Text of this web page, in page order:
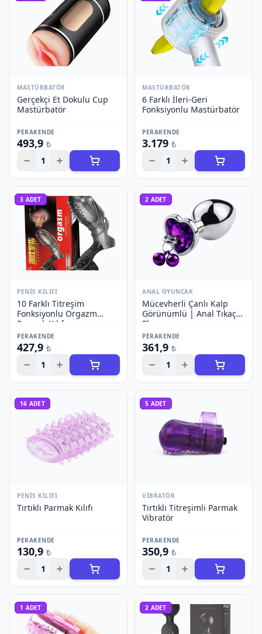
MASTÜRBATÖR
Gerçekçi Et Dokulu Cup
Mastürbatör
PERAKENDE
493,9 ₺
1
MASTÜRBATÖR
6 Farklı İleri-Geri
Fonksiyonlu Mastürbatör
PERAKENDE
3.179 ₺
1
3 ADET
PENIS KILIFI
10 Farklı Titreşim
Fonksiyonlu Orgazm
Parmak Kılıfı
PERAKENDE
427,9 ₺
1
2 ADET
ANAL OYUNCAK
Mücevherli Çanlı Kalp
Görünümlü | Anal Tıkaç
Plug
PERAKENDE
361,9 ₺
1
16 ADET
PENIS KILIFI
Tırtıklı Parmak Kılıfı
PERAKENDE
130,9 ₺
1
5 ADET
VIBRATÖR
Tırtıklı Titreşimli Parmak
Vibratör
PERAKENDE
350,9 ₺
1
1 ADET 2 ADET